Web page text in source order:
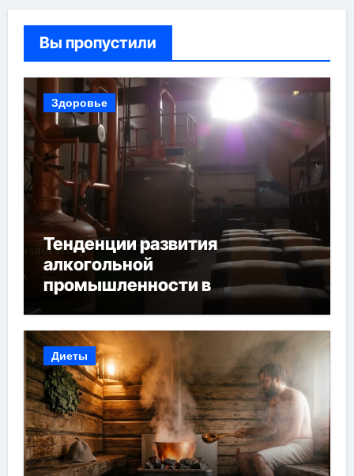
Вы пропустили
Здоровье
Тенденции развития
алкогольной
промышленности в
Диеты